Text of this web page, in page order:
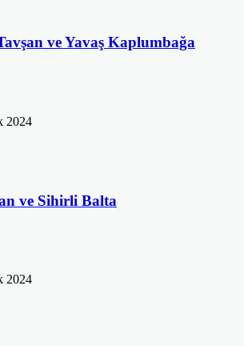
ve Yavaş Kaplumbağa
2024
ve Sihirli Balta
2024